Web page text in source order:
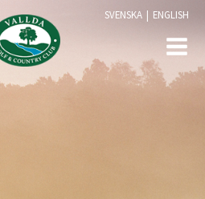
SVENSKA | ENGLISH